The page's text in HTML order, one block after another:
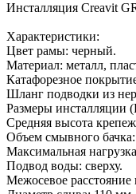
Инсталляция Creavit
Характеристики:
Цвет рамы: черный.
Материал: металл,
Катафорезное
Шланг подводки из
Размеры инсталляции
Средняя высота
Объем смывного
Максимальная
Подвод воды: сверху.
Межосевое